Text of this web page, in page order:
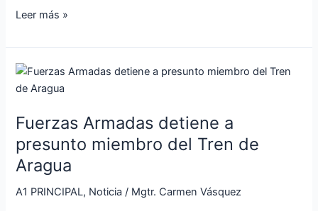
Leer más »
Fuerzas Armadas detiene a
presunto miembro del Tren de
Aragua
A1 PRINCIPAL, Noticia / Mgtr. Carmen Vásquez
Fuerzas
Armadas
a
presunto
miembro
del
Tren